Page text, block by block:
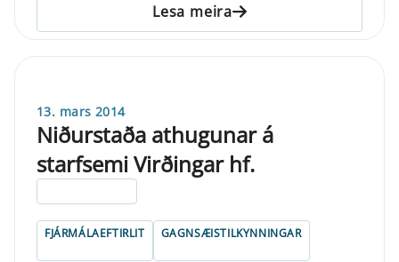
Lesa meira
13. mars 2014
Niðurstaða athugunar á
starfsemi Virðingar hf.
FJÁRMÁLAEFTIRLIT GAGNSÆISTILKYNNINGAR